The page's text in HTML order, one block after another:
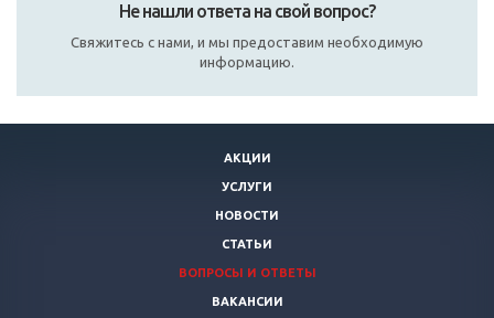
Не нашли ответа на свой вопрос?
Свяжитесь с нами, и мы предоставим необходимую
информацию.
АКЦИИ
УСЛУГИ
НОВОСТИ
СТАТЬИ
ВОПРОСЫ И ОТВЕТЫ
ВАКАНСИИ